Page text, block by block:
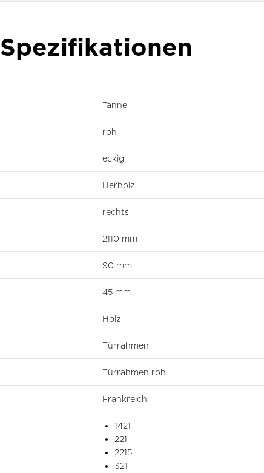
Spezifikationen
Tanne
roh
eckig
Herholz
rechts
2110 mm
90 mm
45 mm
Holz
Türrahmen
Türrahmen roh
Frankreich
1421
221
2215
321